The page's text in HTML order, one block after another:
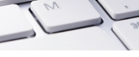
お知らせ
アクセス